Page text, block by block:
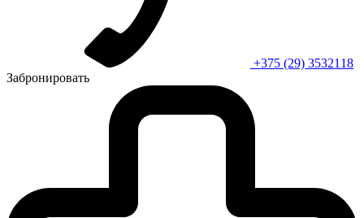
+375 (29) 3532118
Забронировать